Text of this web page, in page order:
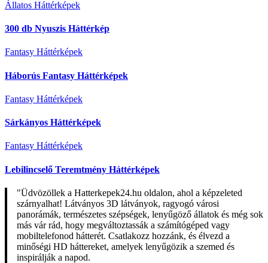
Állatos Háttérképek
300 db Nyuszis Háttérkép
Fantasy Háttérképek
Háborús Fantasy Háttérképek
Fantasy Háttérképek
Sárkányos Háttérképek
Fantasy Háttérképek
Lebilincselő Teremtmény Háttérképek
"Üdvözöllek a Hatterkepek24.hu oldalon, ahol a képzeleted
szárnyalhat! Látványos 3D látványok, ragyogó városi
panorámák, természetes szépségek, lenyűgöző állatok és még sok
más vár rád, hogy megváltoztassák a számítógéped vagy
mobiltelefonod hátterét. Csatlakozz hozzánk, és élvezd a
minőségi HD háttereket, amelyek lenyűgözik a szemed és
inspirálják a napod.